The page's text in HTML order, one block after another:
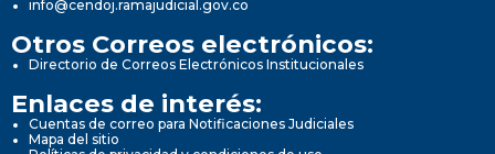
info@cendoj.ramajudicial.gov.co
Otros Correos electrónicos:
Directorio de Correos Electrónicos Institucionales
Enlaces de interés:
Cuentas de correo para Notificaciones Judiciales
Mapa del sitio